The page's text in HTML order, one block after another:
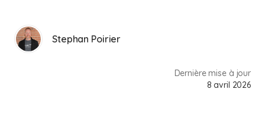
Stephan Poirier
Dernière mise à jour
8 avril 2026